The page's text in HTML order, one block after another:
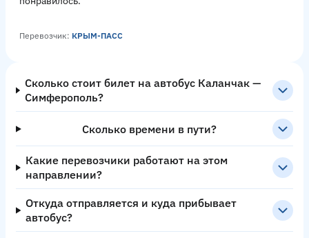
Перевозчик: КРЫМ-ПАСС
Сколько стоит билет на автобус Каланчак —
Симферополь?
Сколько времени в пути?
Какие перевозчики работают на этом
направлении?
Откуда отправляется и куда прибывает
автобус?